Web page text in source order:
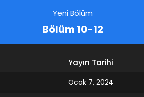
Yeni Bölüm
Bölüm 10-12
Yayın Tarihi
Ocak 7, 2024